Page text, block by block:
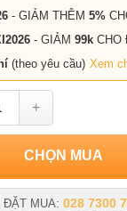
- GIẢM THÊM 5%
- GIẢM 99k CHO
(theo yêu cầu) Xem
+
CHỌN MUA
ĐẶT MUA: 028 7300